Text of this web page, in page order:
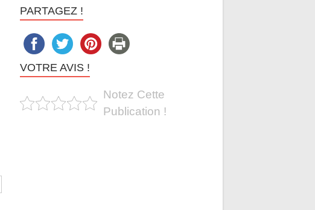
PARTAGEZ !
VOTRE AVIS !
Notez Cette
Publication !